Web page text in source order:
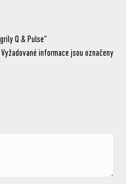
Q & Pulse“
Vyžadované informace jsou označeny